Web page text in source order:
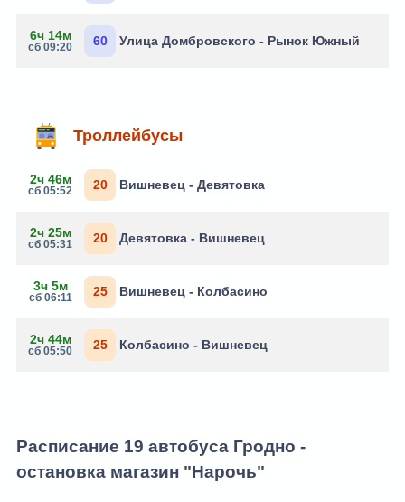
6ч 14м
сб 09:20 60 Улица Домбровского - Рынок Южный
Троллейбусы
2ч 46м
сб 05:52 20 Вишневец - Девятовка
2ч 25м
сб 05:31 20 Девятовка - Вишневец
3ч 5м
сб 06:11 25 Вишневец - Колбасино
2ч 44м
сб 05:50 25 Колбасино - Вишневец
Расписание 19 автобуса Гродно -
остановка магазин "Нарочь"